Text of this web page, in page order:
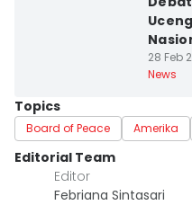
28 Feb
News
Topics
Board of Peace Amerika
Editorial Team
Editor
Febriana Sintasari